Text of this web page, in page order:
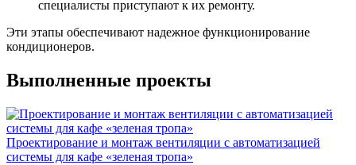
специалисты приступают к их ремонту.
Эти этапы обеспечивают надежное функционирование
кондиционеров.
Выполненные проекты
Проектирование и монтаж вентиляции с автоматизацией
системы для кафе «зеленая тропа»